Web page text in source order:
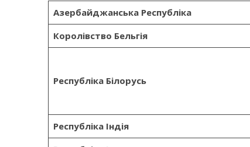
Азербайджанська Республіка
Королівство Бельгія
Республіка Білорусь
Республіка Індія